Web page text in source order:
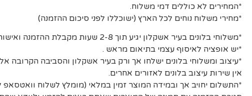
*המחירים לא כוללים דמי משלוח.
*מחירי משלוח נוחים לכל הארץ (ישוכללו לפני סיכום ההזמנה)
*משלוחי בלונים בעיר אשקלון יגיע תוך 2-8 שעות מקבלת ההזמנה ואישורה.
*יש אופציה לאיסוף עצמי בתיאום מראש .
*עיצוב ומשלוחי בלונים ישלחו אך ורק בעיר אשקלון והסביבה הקרובה
אין שירות עיצוב בלונים לאזורים אחרים.
*התשלום יחויב אך ובמידה המוצר זמין במלאי (מומלץ לשלוח וואטסאפ